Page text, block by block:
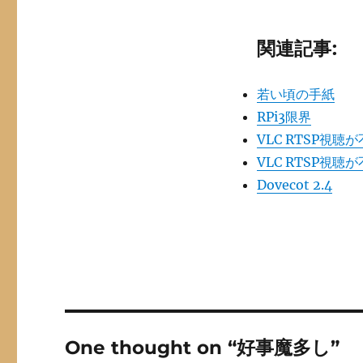
関連記事:
若い頃の手紙
RPi3限界
VLC RTSP視聴
VLC RTSP視聴が
Dovecot 2.4
One thought on “好事魔多し”